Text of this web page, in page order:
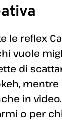
le reflex
vuole
di
mentre
in video.
o per